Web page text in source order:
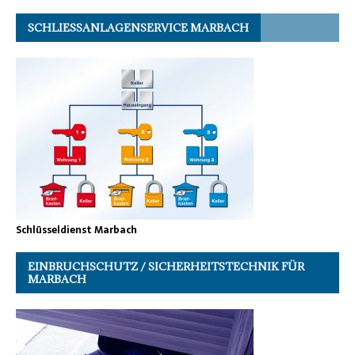
SCHLIESSANLAGENSERVICE MARBACH
Schlüsseldienst Marbach
EINBRUCHSCHUTZ / SICHERHEITSTECHNIK FÜR
MARBACH